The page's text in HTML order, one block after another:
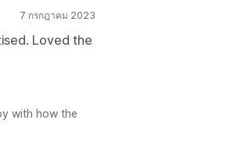
7 กรกฎาคม 2023
Loved the
with how the